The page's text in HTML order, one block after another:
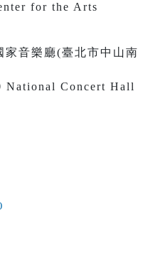
for the Arts
音樂廳(臺北市中山南
National Concert Hall